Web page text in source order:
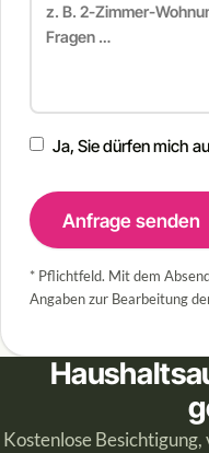
Ja, Sie dürfen mich
Anfrage senden
* Pflichtfeld. Mit dem
Angaben zur Bearbeitung
Kostenlose